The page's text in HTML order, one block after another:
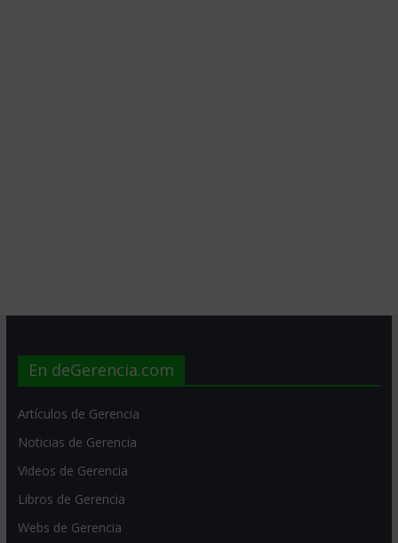
En deGerencia.com
Artículos de Gerencia
Noticias de Gerencia
Videos de Gerencia
Libros de Gerencia
Webs de Gerencia